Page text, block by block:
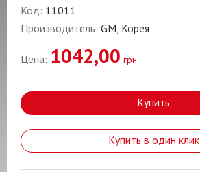
Код: 11011
Производитель: GM, Корея
Цена: 1042,00 грн.
Купить
Купить в один клик